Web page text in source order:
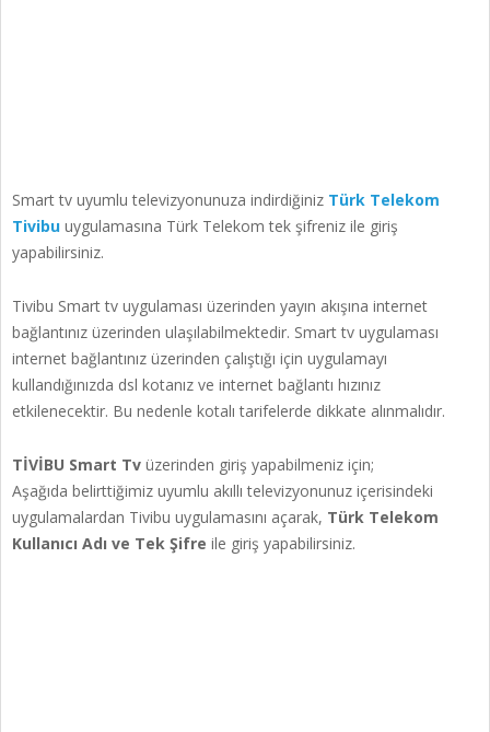
Smart tv uyumlu televizyonunuza indirdiğiniz Türk Telekom
Tivibu uygulamasına Türk Telekom tek şifreniz ile giriş
yapabilirsiniz.
Tivibu Smart tv uygulaması üzerinden yayın akışına internet
bağlantınız üzerinden ulaşılabilmektedir. Smart tv uygulaması
internet bağlantınız üzerinden çalıştığı için uygulamayı
kullandığınızda dsl kotanız ve internet bağlantı hızınız
etkilenecektir. Bu nedenle kotalı tarifelerde dikkate alınmalıdır.
TİVİBU Smart Tv üzerinden giriş yapabilmeniz için;
Aşağıda belirttiğimiz uyumlu akıllı televizyonunuz içerisindeki
uygulamalardan Tivibu uygulamasını açarak, Türk Telekom
Kullanıcı Adı ve Tek Şifre ile giriş yapabilirsiniz.